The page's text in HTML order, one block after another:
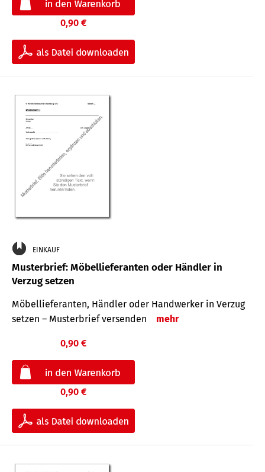
0,90 €
EINKAUF
Musterbrief: Möbellieferanten oder Händler in
Verzug setzen
Möbellieferanten, Händler oder Handwerker in Verzug
setzen – Musterbrief versenden
mehr
0,90 €
0,90 €